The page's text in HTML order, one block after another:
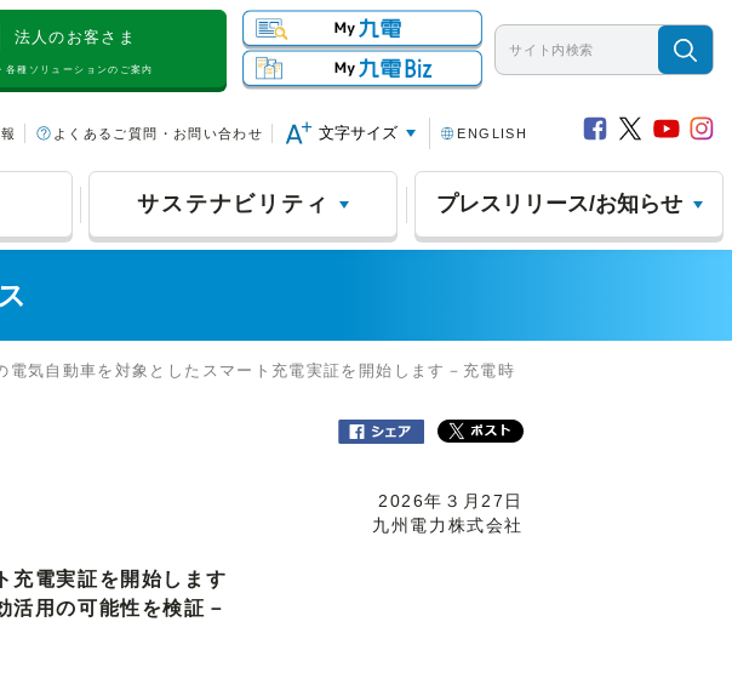
法人のお客さま
各種ソリューションのご案内
よくあるご質問・お問い合わせ 文字サイズ ENGLISH
サステナビリティ プレスリリース/お知らせ
電気自動車を対象としたスマート充電実証を開始します－充電時
2026年３月27日
九州電力株式会社
充電実証を開始します
活用の可能性を検証－